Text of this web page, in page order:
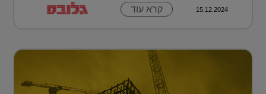
15.12.2024 קרא עוד